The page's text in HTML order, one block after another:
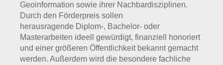
Geoinformation sowie ihrer Nachbardisziplinen.
Durch den Förderpreis sollen
herausragende Diplom-, Bachelor- oder
Masterarbeiten ideell gewürdigt, finanziell honoriert
und einer größeren Öffentlichkeit bekannt gemacht
werden. Außerdem wird die besondere fachliche